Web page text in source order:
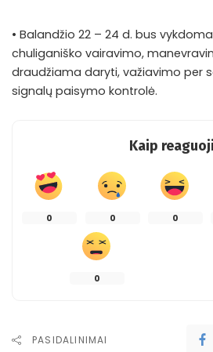
• Balandžio 22 – 24 d. bus
chuliganiško vairavimo,
draudžiama daryti, važiavimo per
signalų paisymo kontrolė.
Kaip
0 0 0
0
PASIDALINIMAI